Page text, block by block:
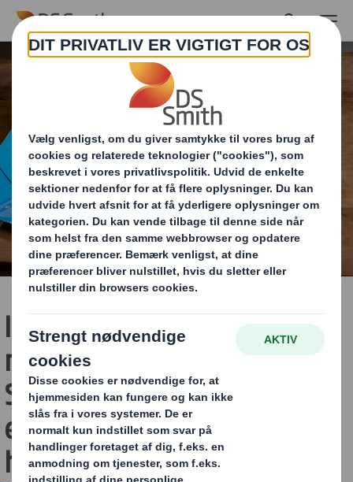
Skip to main content
Ingen ekstra emballage,
mindre unødig luft. DS
Smith udvikler innovativt
emballagekoncept til e-
handel for PLAYMOBIL